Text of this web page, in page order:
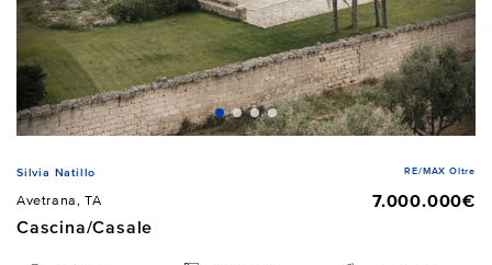
Silvia Natillo RE/MAX Oltre
Avetrana, TA
7.000.000€
Cascina/Casale